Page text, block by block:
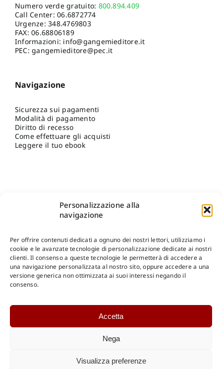
Personalizzazione alla
navigazione
Per offrire contenuti dedicati a ognuno dei nostri lettori, utilizziamo i
cookie e le avanzate tecnologie di personalizzazione dedicate ai nostri
clienti. Il consenso a queste tecnologie le permetterà di accedere a
una navigazione personalizzata al nostro sito, oppure accedere a una
versione generica non ottimizzata ai suoi interessi negando il
consenso.
Accetta
Nega
Visualizza preferenze
Numero verde gratuito: 800.894.409
Call Center:06.6872774
Urgenze:348.4769803
FAX: 06.68806189
Informazioni: info@gangemieditore.it
PEC: gangemieditore@pec.it
Navigazione
Sicurezza sui pagamenti
Modalità di pagamento
Diritto di recesso
Come effettuare gli acquisti
Leggere il tuo ebook
Shop Gangemi Editore-Pagamenti Sicuri e anche Rateali
Catalogo Online
Catalogo Internazionale
DOWNLOAD
Catalogo Internazionale